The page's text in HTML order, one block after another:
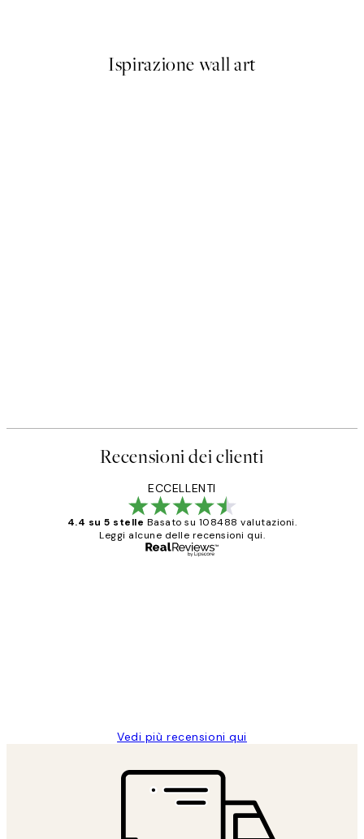
Ispirazione wall art
Recensioni dei clienti
ECCELLENTI
4.4 su 5 stelle Basato su 108488 valutazioni.
Leggi alcune delle recensioni qui.
Vedi più recensioni qui